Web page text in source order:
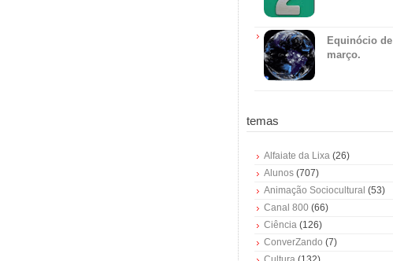
Equinócio de
março.
temas
Alfaiate da Lixa (26)
Alunos (707)
Animação Sociocultural (53)
Canal 800 (66)
Ciência (126)
ConverZando (7)